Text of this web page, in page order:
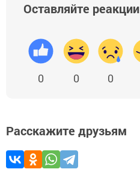
Оставляйте реакции
0 0 0
Расскажите друзьям